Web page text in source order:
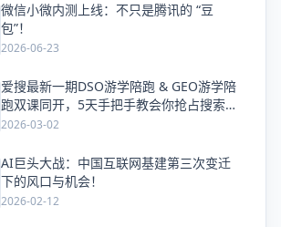
微信小微内测上线：不只是腾讯的 “豆
包”！
2026-06-23
爱搜最新一期DSO游学陪跑 & GEO游学陪
跑双课同开，5天手把手教会你抢占搜索流
量
2026-03-02
AI巨头大战：中国互联网基建第三次变迁
下的风口与机会！
2026-02-12